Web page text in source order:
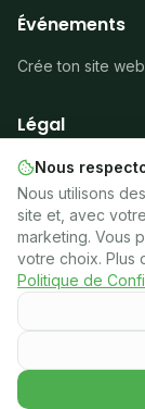
Believe
Événements
Crée ton site
Légal
À propos
Mentions légales
Confidentialité
Cookies
Conditions
🍪Gérer les
©2026Latinos en
Nous
Nous utilisons
site et, avec
marketing. Vous
votre choix. Plus
Politique de